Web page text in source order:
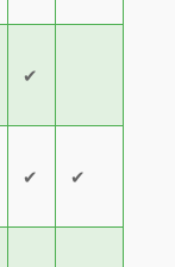
✔
✔ ✔